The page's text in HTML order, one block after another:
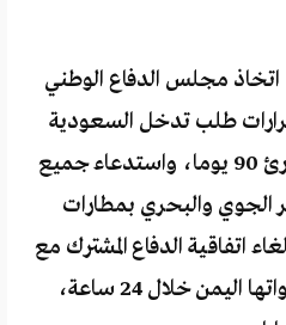
مجلس الدفاع الوطني
طلب تدخل السعودية
عسكريا واعلان حالة الطوارئ 90 يوما، واستدعاء جميع
الجوي والبحري بمطارات
ساعة، والغاء اتفاقية الدفاع المشترك مع
الامارات، وطلب مغادرة قواتها اليمن خلال 24 ساعة،